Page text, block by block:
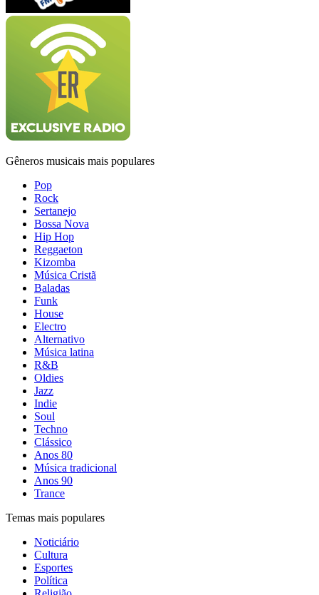
Gêneros musicais mais populares
Pop
Rock
Sertanejo
Bossa Nova
Hip Hop
Reggaeton
Kizomba
Música Cristã
Baladas
Funk
House
Electro
Alternativo
Música latina
R&B
Oldies
Jazz
Indie
Soul
Techno
Clássico
Anos 80
Música tradicional
Anos 90
Trance
Temas mais populares
Noticiário
Cultura
Esportes
Política